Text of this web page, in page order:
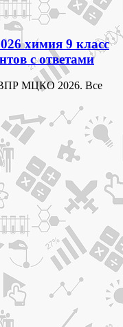
химия 9 класс
с ответами
МЦКО 2026. Все